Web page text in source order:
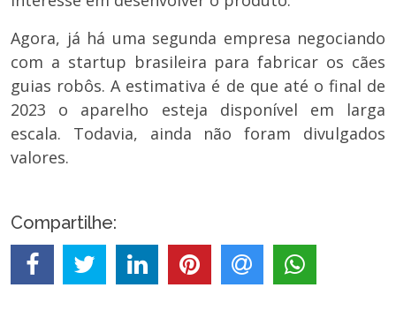
Agora, já há uma segunda empresa negociando
com a startup brasileira para fabricar os cães
guias robôs. A estimativa é de que até o final de
2023 o aparelho esteja disponível em larga
escala. Todavia, ainda não foram divulgados
valores.
Compartilhe: